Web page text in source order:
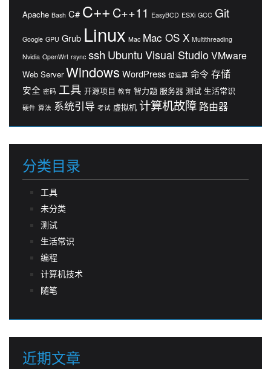
Apache Bash C# C++ C++11 EasyBCD ESXi GCC Git
Google GPU Grub Linux Mac Mac OS X Multithreading
Nvidia OpenWrt rsync ssh UbuntuVisual StudioVMware
Web Server Windows WordPress 位运算 命令 存储
安全 密码 工具 开源项目 教育 智力题 服务器 测试 生活常识
硬件 算法 系统引导 考试 虚拟机 计算机故障 路由器
分类目录
工具
未分类
测试
生活常识
编程
计算机技术
随笔
近期文章